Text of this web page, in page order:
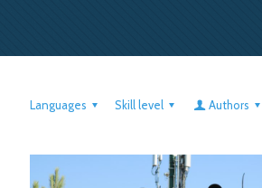
Languages Skill level Authors